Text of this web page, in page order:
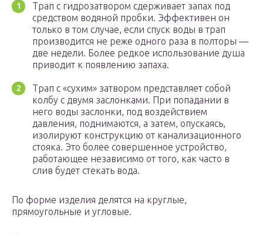
Трап с гидрозатвором сдерживает запах под
средством водяной пробки. Эффективен он
только в том случае, если спуск воды в трап
производится не реже одного раза в полторы —
две недели. Более редкое использование душа
приводит к появлению запаха.
Трап с «сухим» затвором представляет собой
колбу с двумя заслонками. При попадании в
него воды заслонки, под воздействием
давления, поднимаются, а затем, опускаясь,
изолируют конструкцию от канализационного
стояка. Это более совершенное устройство,
работающее независимо от того, как часто в
слив будет стекать вода.
По форме изделия делятся на круглые,
прямоугольные и угловые.